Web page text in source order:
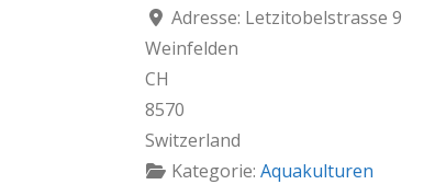
Adresse: Letzitobelstrasse 9
Weinfelden
CH
8570
Switzerland
Kategorie: Aquakulturen